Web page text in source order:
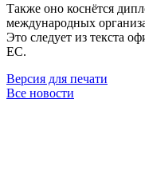
Также оно коснётся
международных
Это следует из текста
ЕС.
Версия для печати
Все новости